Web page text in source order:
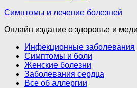
Симптомы и лечение болезней
Онлайн издание о здоровье и
Инфекционные заболевания
Симптомы и боли
Женские болезни
Заболевания сердца
Все об аллергии